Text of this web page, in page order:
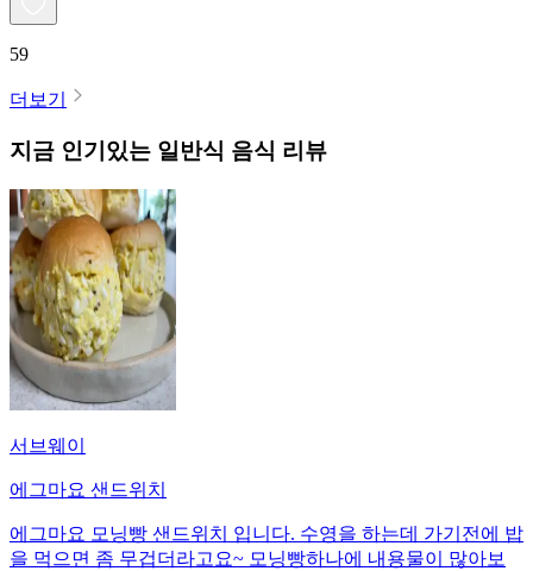
59
더보기
지금 인기있는 일반식 음식 리뷰
서브웨이
에그마요 샌드위치
에그마요 모닝빵 샌드위치 입니다. 수영을 하는데 가기전에 밥
을 먹으면 좀 무겁더라고요~ 모닝빵하나에 내용물이 많아보